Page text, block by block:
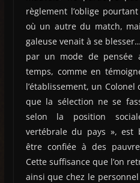
règlement l’oblige
où un autre du match,
galeuse venait à se
par un mode de pensée
temps, comme en
l’établissement, un
que la sélection ne se
selon la position
vertébrale du pays », est
être confiée à des
Cette suffisance que l’on
ainsi que chez le